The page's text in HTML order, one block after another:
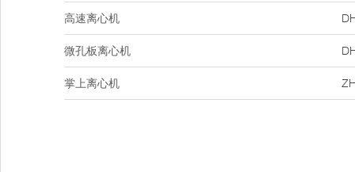
高速离心机
微孔板离心机
掌上离心机